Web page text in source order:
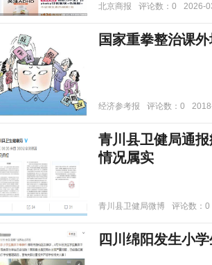
北京商报 评论数：0 2026-
国家重拳整治课
经济参考报 评论数：0
青川县卫健局通
情况属实
青川县卫健局微博 评论数：0
四川绵阳发生小